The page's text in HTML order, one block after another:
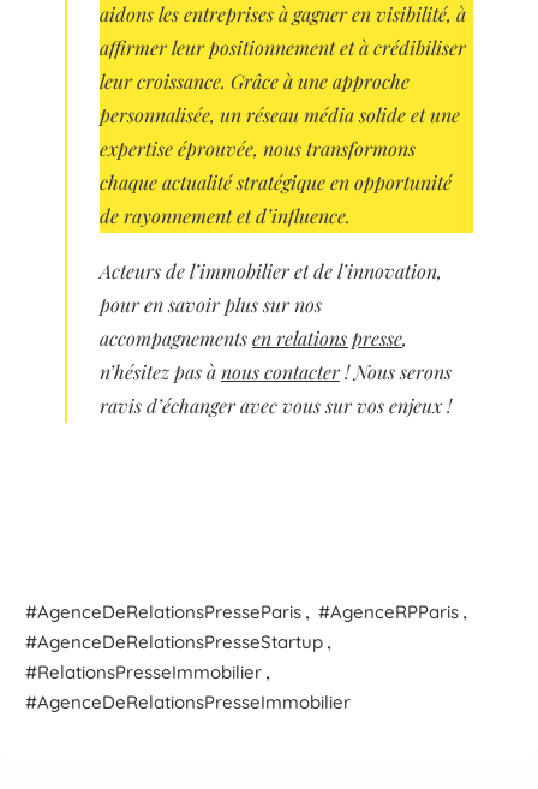
aidons les entreprises à gagner en visibilité, à
affirmer leur positionnement et à crédibiliser
leur croissance. Grâce à une approche
personnalisée, un réseau média solide et une
expertise éprouvée, nous transformons
chaque actualité stratégique en opportunité
de rayonnement et d’influence.
Acteurs de l’immobilier et de l’innovation,
pour en savoir plus sur nos
accompagnementsen relations presse,
n’hésitez pas ànous contacter! Nous serons
ravis d’échanger avec vous sur vos enjeux !
AgenceDeRelationsPresseParis , AgenceRPParis ,
AgenceDeRelationsPresseStartup ,
RelationsPresseImmobilier ,
AgenceDeRelationsPresseImmobilier